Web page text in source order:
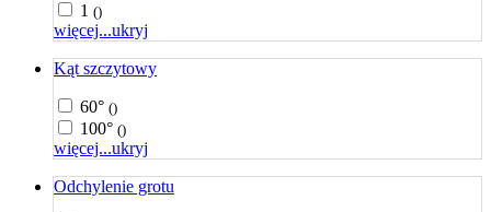
1 ()
więcej...ukryj
Kąt szczytowy
60° ()
100° ()
więcej...ukryj
Odchylenie grotu